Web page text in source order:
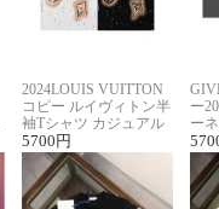
2024LOUIS VUITTON
コピー ルイヴィトン半
袖Tシャツ カジュアル
に馴染む 2色展開
5700 円
ー
ー
ー